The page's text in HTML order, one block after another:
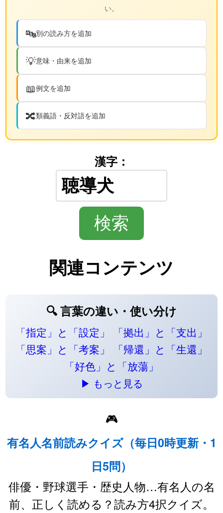
い。
🔤別の読み方を追加
💡意味・由来を追加
📖例文を追加
🔀類義語・反対語を追加
漢字：
関連コンテンツ
🔍 言葉の違い・使い分け
「指定」と「設定」
「拠出」と「支出」
「思案」と「考案」
「帰還」と「生還」
「好色」と「放蕩」
▶ もっと見る
🎮
有名人名前読みクイズ（毎日0時更新・1
日5問）
俳優・野球選手・歴史人物…有名人の名
前、正しく読める？読み方4択クイズ。